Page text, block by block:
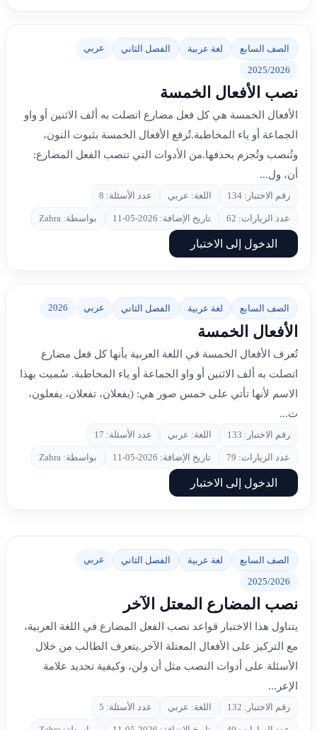
الصف السابع لغة عربية الفصل الثاني عربي
2025/2026
نصب الأفعال الخمسة
الأفعال الخمسة هي كل فعل مضارع اتصلت به ألف الاثنين أو واو
الجماعة أو ياء المخاطبة.تُرفع الأفعال الخمسة بثبوت النون،
وتُنصب وتُجزم بحذفها.من الأدوات التي تنصب الفعل المضارع:
أن، ول...
رقم الاختبار: 134 اللغة: عربي عدد الأسئلة: 8
عدد الزيارات: 62 تاريخ الإضافة: 2026-05-11 بواسطة: Zahra
الدخول إلى الاختبار
الصف السابع لغة عربية الفصل الثاني عربي 2026
الأفعال الخمسة
تُعرف الأفعال الخمسة في اللغة العربية بأنها كل فعل مضارع
اتصلت به ألف الاثنين أو واو الجماعة أو ياء المخاطبة. سُميت بهذا
الاسم لأنها تأتي على خمس صور هي: (يفعلان، تفعلان، يفعلون،
ت...
رقم الاختبار: 133 اللغة: عربي عدد الأسئلة: 17
عدد الزيارات: 79 تاريخ الإضافة: 2026-05-11 بواسطة: Zahra
الدخول إلى الاختبار
الصف السابع لغة عربية الفصل الثاني عربي
2025/2026
نصب المضارع المعتل الآخر
يتناول هذا الاختبار قواعد نصب الفعل المضارع في اللغة العربية،
مع التركيز على الأفعال المعتلة الآخر.يتعرف الطالب من خلال
الأسئلة على أدوات النصب مثل أن ولن، وكيفية تحديد علامة
الإعر...
رقم الاختبار: 132 اللغة: عربي عدد الأسئلة: 5